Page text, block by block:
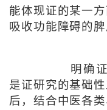
能体现证的某一
吸收功能障碍的脾
明确证
是证研究的基础
后，结合中医各